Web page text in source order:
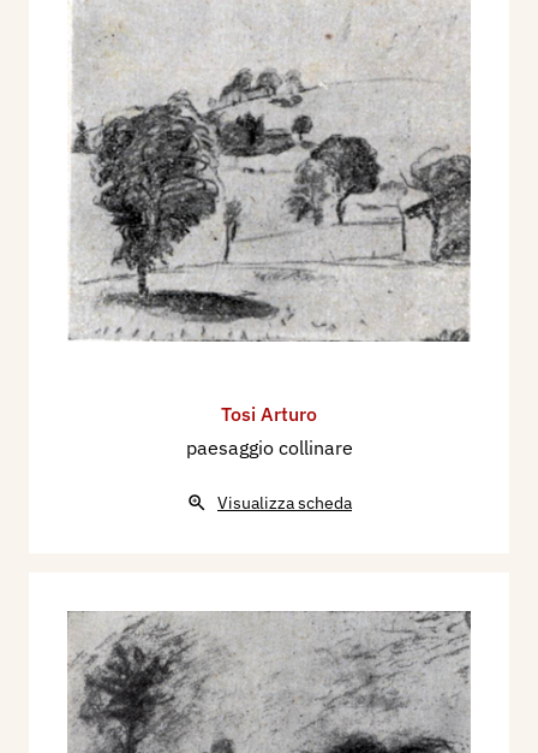
Tosi Arturo
paesaggio collinare
Visualizza scheda